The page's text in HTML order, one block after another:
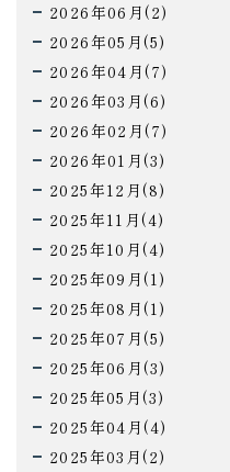
2026年06月(2)
2026年05月(5)
2026年04月(7)
2026年03月(6)
2026年02月(7)
2026年01月(3)
2025年12月(8)
2025年11月(4)
2025年10月(4)
2025年09月(1)
2025年08月(1)
2025年07月(5)
2025年06月(3)
2025年05月(3)
2025年04月(4)
2025年03月(2)